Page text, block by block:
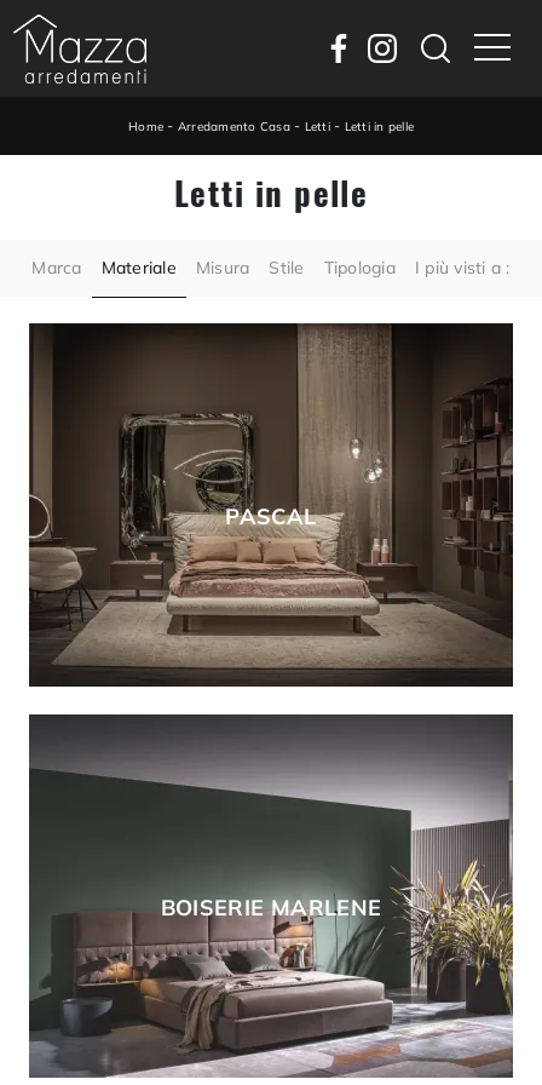
Home - Arredamento Casa- Letti- Letti in pelle
Letti in pelle
Marca Materiale Misura Stile Tipologia I più visti a :
PASCAL
BOISERIE MARLENE